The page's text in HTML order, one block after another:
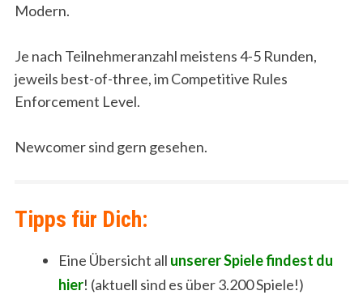
Modern.
Je nach Teilnehmeranzahl meistens 4-5 Runden,
jeweils best-of-three, im Competitive Rules
Enforcement Level.
Newcomer sind gern gesehen.
Tipps für Dich:
Eine Übersicht all unserer Spiele findest du
hier! (aktuell sind es über 3.200 Spiele!)